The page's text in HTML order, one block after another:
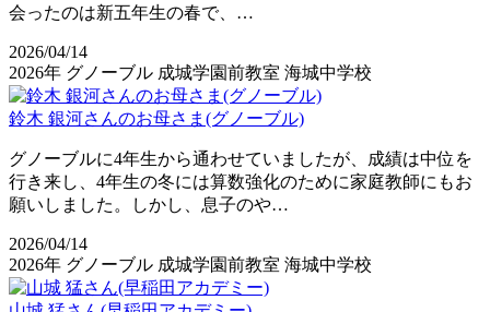
会ったのは新五年生の春で、…
2026/04/14
2026年 グノーブル 成城学園前教室 海城中学校
鈴木 銀河さんのお母さま(グノーブル)
グノーブルに4年生から通わせていましたが、成績は中位を
行き来し、4年生の冬には算数強化のために家庭教師にもお
願いしました。しかし、息子のや…
2026/04/14
2026年 グノーブル 成城学園前教室 海城中学校